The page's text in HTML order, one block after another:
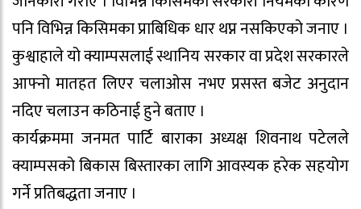
पनि विभिन्न किसिमका प्राबिधिक धार थप्न नसकिएको जनाए ।
कुश्वाहाले यो क्याम्पसलाई स्थानिय सरकार वा प्रदेश सरकारले
आफ्नो मातहत लिएर चलाओस नभए प्रसस्त बजेट अनुदान
नदिए चलाउन कठिनाई हुने बताए ।
कार्यक्रममा जनमत पार्टि बाराका अध्यक्ष शिवनाथ पटेलले
क्याम्पसको बिकास बिस्तारका लागि आवस्यक हरेक सहयोग
गर्ने प्रतिबद्धता जनाए ।